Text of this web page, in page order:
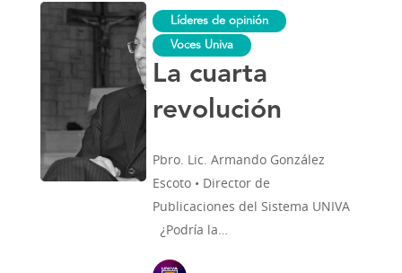
La
cuarta
revolución
Líderes de opinión
Voces Univa
La cuarta
revolución
Pbro. Lic. Armando González
Escoto • Director de
Publicaciones del Sistema UNIVA
¿Podría la…